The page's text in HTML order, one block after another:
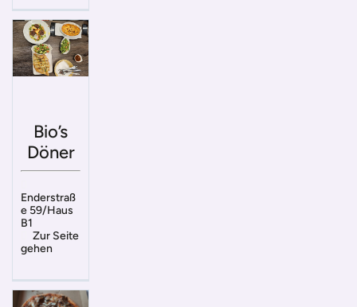
Bio’s
Döner
Enderstraß
e 59/Haus
B1
Zur Seite
gehen